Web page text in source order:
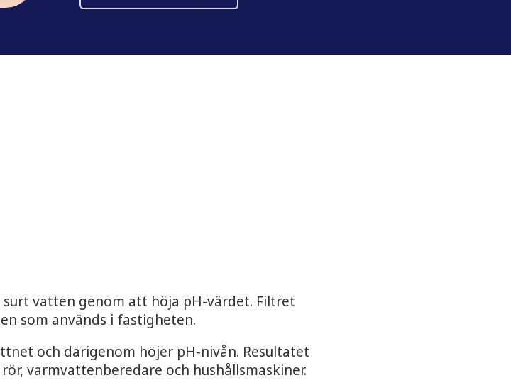
vatten genom att höja pH-värdet. Filtret
som används i fastigheten.
och därigenom höjer pH-nivån. Resultatet
varmvattenberedare och hushållsmaskiner.